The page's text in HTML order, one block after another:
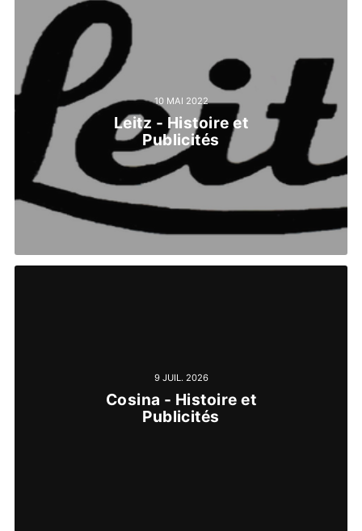
10 MAI 2022
Leitz - Histoire et
Publicités
9 JUIL. 2026
Cosina - Histoire et
Publicités